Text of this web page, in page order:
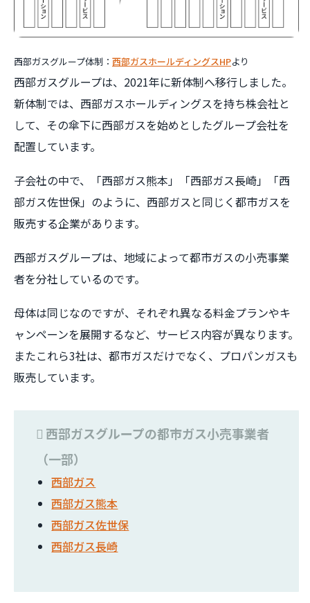
西部ガスグループ体制： 西部ガスホールディングスHPより
西部ガスグループは、2021年に新体制へ移行しました。
新体制では、西部ガスホールディングスを持ち株会社と
して、その傘下に西部ガスを始めとしたグループ会社を
配置しています。
子会社の中で、「西部ガス熊本」「西部ガス長崎」「西
部ガス佐世保」のように、西部ガスと同じく都市ガスを
販売する企業があります。
西部ガスグループは、地域によって都市ガスの小売事業
者を分社しているのです。
母体は同じなのですが、それぞれ異なる料金プランやキ
ャンペーンを展開するなど、サービス内容が異なります。
またこれら3社は、都市ガスだけでなく、プロパンガスも
販売しています。
西部ガスグループの都市ガス小売事業者
（一部）
西部ガス
西部ガス熊本
西部ガス佐世保
西部ガス長崎